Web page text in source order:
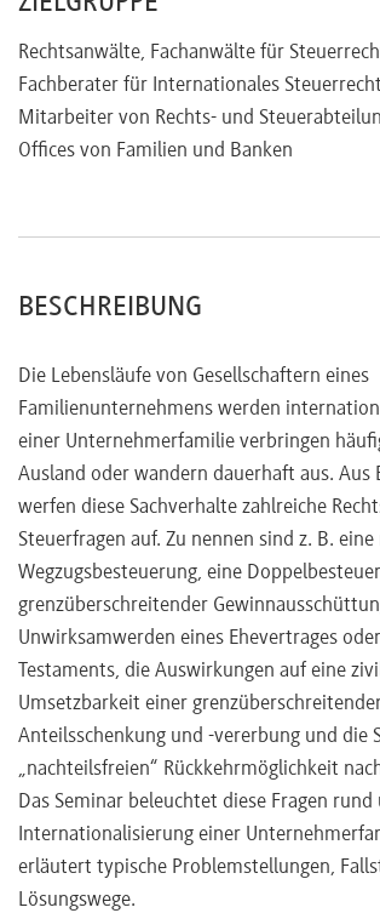
Rechtsanwälte, Fachanwälte für
Fachberater für Internationales
Mitarbeiter von Rechts- und
Offices von Familien und Banken
BESCHREIBUNG
Die Lebensläufe von Gesellschaftern eines
Familienunternehmens werden
einer Unternehmerfamilie verbringen
Ausland oder wandern dauerhaft aus. Aus
werfen diese Sachverhalte zahlreiche
Steuerfragen auf. Zu nennen sind z. B.
Wegzugsbesteuerung, eine
grenzüberschreitender
Unwirksamwerden eines Ehevertrages
Testaments, die Auswirkungen auf eine
Umsetzbarkeit einer
Anteilsschenkung und -vererbung und die
„nachteilsfreien“ Rückkehrmöglichkeit
Das Seminar beleuchtet diese Fragen rund
Internationalisierung einer
erläutert typische Problemstellungen,
Lösungswege.